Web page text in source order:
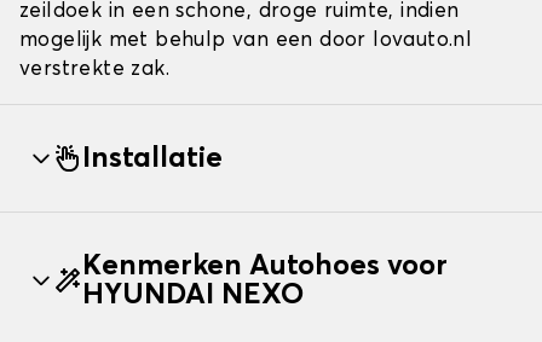
zeildoek in een schone, droge ruimte, indien
mogelijk met behulp van een door lovauto.nl
verstrekte zak.
Installatie
Kenmerken Autohoes voor
HYUNDAI NEXO